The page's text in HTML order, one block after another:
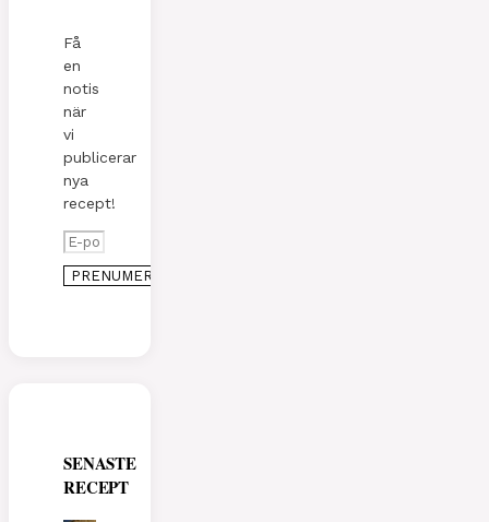
Få
en
notis
när
vi
publicerar
nya
recept!
SENASTE
RECEPT